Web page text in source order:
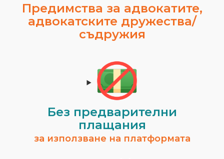
Предимства за адвокатите,
адвокатските дружества/
съдружия
Без предварителни
плащания
за използване на платформата